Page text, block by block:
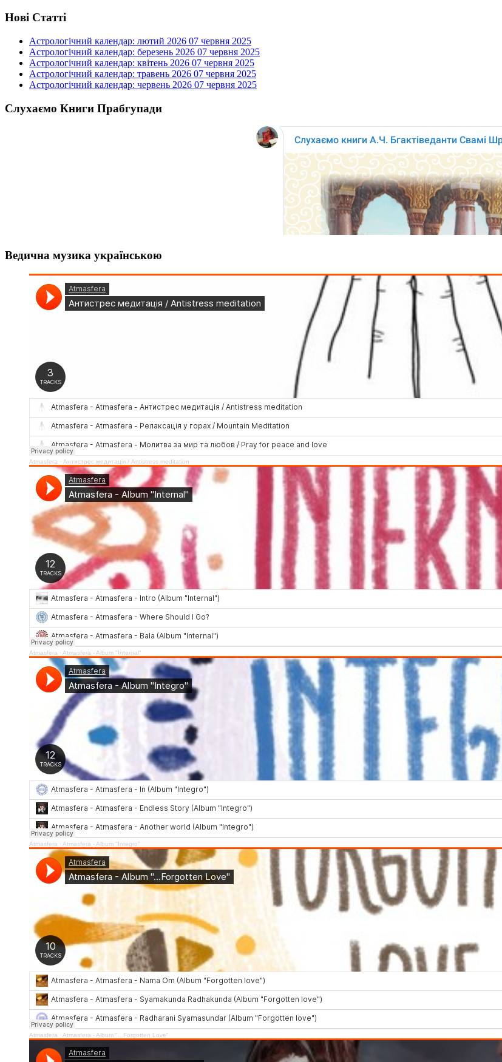
Нові Статті
Астрологічний календар: лютий 2026 07 червня 2025
Астрологічний календар: березень 2026 07 червня 2025
Астрологічний календар: квітень 2026 07 червня 2025
Астрологічний календар: травень 2026 07 червня 2025
Астрологічний календар: червень 2026 07 червня 2025
Слухаємо Книги Прабгупади
Ведична музика українською
Atmasfera · Антистрес медитація / Аntistress meditation
Atmasfera · Atmasfera - Album "Internal"
Atmasfera · Atmasfera - Album "Integro"
Atmasfera · Atmasfera - Album "...Forgotten Love"